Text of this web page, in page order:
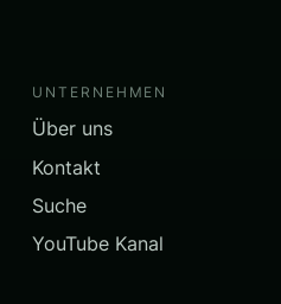
UNTERNEHMEN
Über uns
Kontakt
Suche
YouTube Kanal